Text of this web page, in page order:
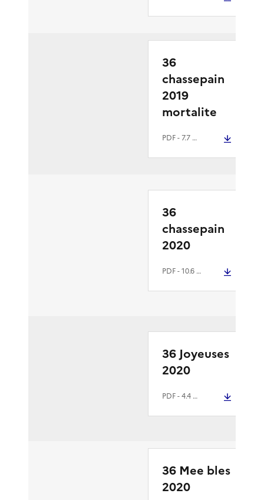
36
chassepain
2019
mortalite
PDF- 7.7 Mio
36
chassepain
2020
PDF- 10.6 Mio
36 Joyeuses
2020
PDF- 4.4 Mio
36 Mee bles
2020